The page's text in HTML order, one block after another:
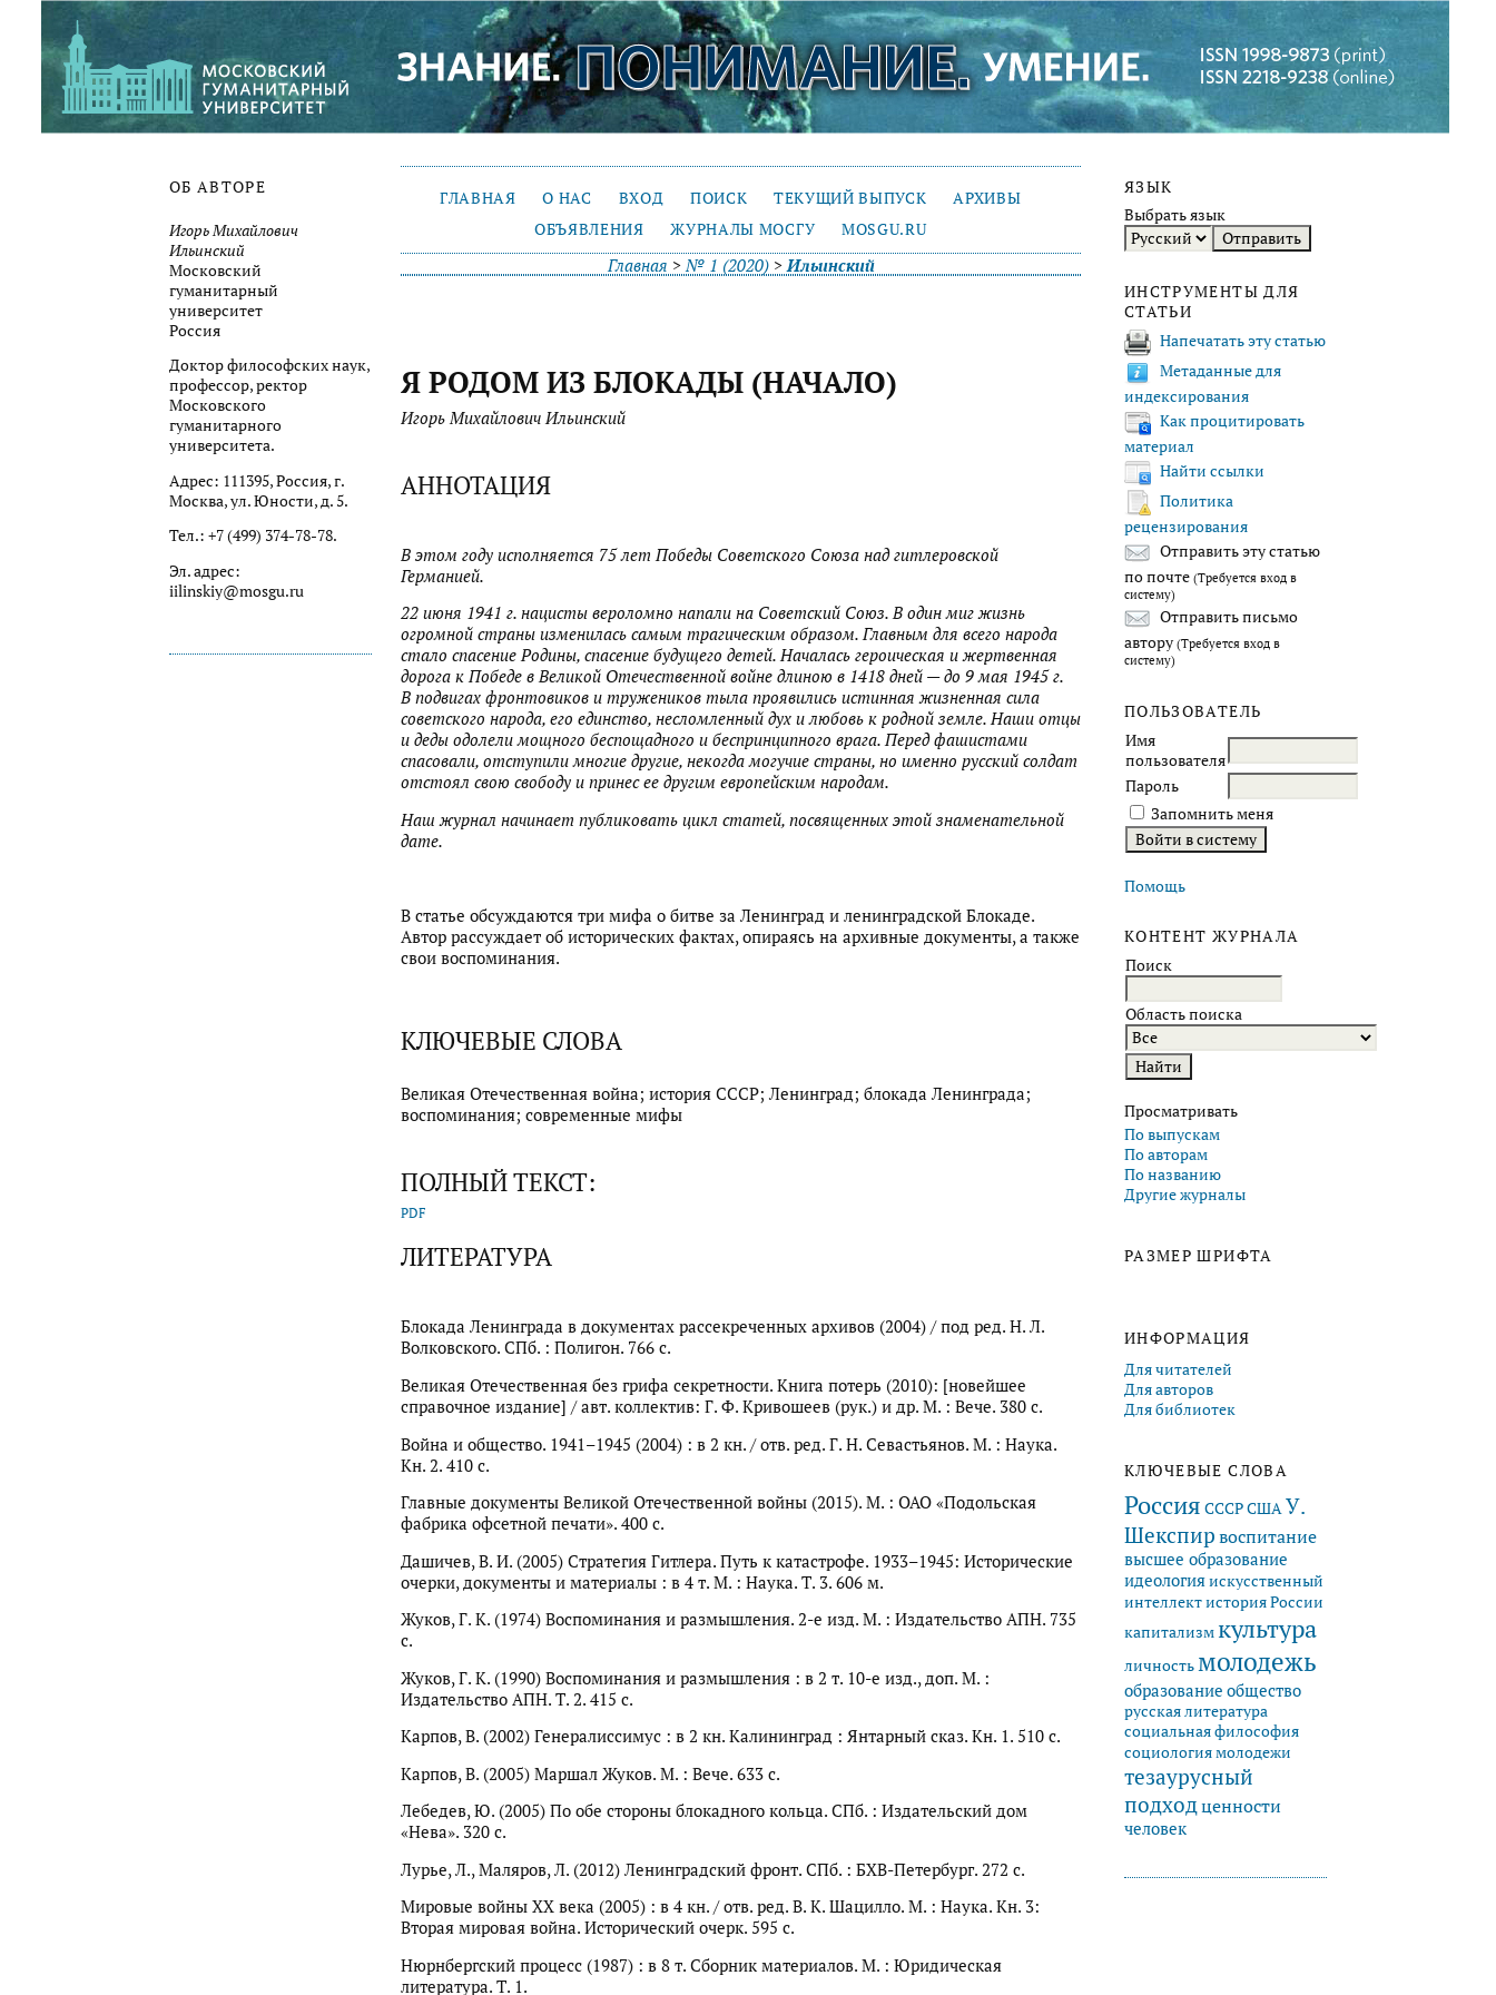
ОБ АВТОРЕ
Игорь Михайлович
Ильинский
Московский
гуманитарный
университет
Россия
Доктор философских наук,
профессор, ректор
Московского
гуманитарного
университета.
Адрес: 111395, Россия, г.
Москва, ул. Юности, д. 5.
Тел.: +7 (499) 374-78-78.
Эл. адрес:
iilinskiy@mosgu.ru
ЯЗЫК
Выбрать язык
ИНСТРУМЕНТЫ ДЛЯ
СТАТЬИ
Напечатать эту статью
Метаданные для
индексирования
Как процитировать
материал
Найти ссылки
Политика
рецензирования
Отправить эту статью
по почте (Требуется вход в
систему)
Отправить письмо
автору (Требуется вход в
систему)
ПОЛЬЗОВАТЕЛЬ
Имя
пользователя
Пароль
Запомнить меня
Помощь
КОНТЕНТ ЖУРНАЛА
Поиск
Область поиска
Просматривать
По выпускам
По авторам
По названию
Другие журналы
РАЗМЕР ШРИФТА
ИНФОРМАЦИЯ
Для читателей
Для авторов
Для библиотек
КЛЮЧЕВЫЕ СЛОВА
Россия СССРСШАУ.
Шекспир воспитание
высшее образование
идеологияискусственный
интеллектистория России
капитализм культура
личностьмолодежь
образование общество
русская литература
социальная философия
социология молодежи
тезаурусный
подходценности
человек
ГЛАВНАЯ О НАС ВХОД ПОИСК ТЕКУЩИЙ ВЫПУСК
АРХИВЫ
ОБЪЯВЛЕНИЯ
ЖУРНАЛЫ МОСГУ MOSGU.RU
Главная >№ 1 (2020)>Ильинский
Я РОДОМ ИЗ БЛОКАДЫ (НАЧАЛО)
Игорь Михайлович Ильинский
АННОТАЦИЯ
В этом году исполняется 75 лет Победы Советского Союза над гитлеровской
Германией.
22 июня 1941 г. нацисты вероломно напали на Советский Союз. В один миг жизнь
огромной страны изменилась самым трагическим образом. Главным для всего народа
стало спасение Родины, спасение будущего детей. Началась героическая и жертвенная
дорога к Победе в Великой Отечественной войне длиною в 1418 дней — до 9 мая 1945 г.
В подвигах фронтовиков и тружеников тыла проявились истинная жизненная сила
советского народа, его единство, несломленный дух и любовь к родной земле. Наши отцы
и деды одолели мощного беспощадного и беспринципного врага. Перед фашистами
спасовали, отступили многие другие, некогда могучие страны, но именно русский солдат
отстоял свою свободу и принес ее другим европейским народам.
Наш журнал начинает публиковать цикл статей, посвященных этой знаменательной
дате.
В статье обсуждаются три мифа о битве за Ленинград и ленинградской Блокаде.
Автор рассуждает об исторических фактах, опираясь на архивные документы, а также
свои воспоминания.
КЛЮЧЕВЫЕ СЛОВА
Великая Отечественная война; история СССР; Ленинград; блокада Ленинграда;
воспоминания; современные мифы
ПОЛНЫЙ ТЕКСТ:
PDF
ЛИТЕРАТУРА
Блокада Ленинграда в документах рассекреченных архивов (2004) / под ред. Н. Л.
Волковского. СПб. : Полигон. 766 с.
Великая Отечественная без грифа секретности. Книга потерь (2010): [новейшее
справочное издание] / авт. коллектив: Г. Ф. Кривошеев (рук.) и др. М. : Вече. 380 с.
Война и общество. 1941–1945 (2004) : в 2 кн. / отв. ред. Г. Н. Севастьянов. М. : Наука.
Кн. 2. 410 с.
Главные документы Великой Отечественной войны (2015). М. : ОАО «Подольская
фабрика офсетной печати». 400 с.
Дашичев, В. И. (2005) Стратегия Гитлера. Путь к катастрофе. 1933–1945: Исторические
очерки, документы и материалы : в 4 т. М. : Наука. Т. 3. 606 м.
Жуков, Г. К. (1974) Воспоминания и размышления. 2-е изд. М. : Издательство АПН. 735
с.
Жуков, Г. К. (1990) Воспоминания и размышления : в 2 т. 10-е изд., доп. М. :
Издательство АПН. Т. 2. 415 с.
Карпов, В. (2002) Генералиссимус : в 2 кн. Калининград : Янтарный сказ. Кн. 1. 510 с.
Карпов, В. (2005) Маршал Жуков. М. : Вече. 633 с.
Лебедев, Ю. (2005) По обе стороны блокадного кольца. СПб. : Издательский дом
«Нева». 320 с.
Лурье, Л., Маляров, Л. (2012) Ленинградский фронт. СПб. : БХВ-Петербург. 272 с.
Мировые войны XX века (2005) : в 4 кн. / отв. ред. В. К. Шацилло. М. : Наука. Кн. 3:
Вторая мировая война. Исторический очерк. 595 с.
Нюрнбергский процесс (1987) : в 8 т. Сборник материалов. М. : Юридическая
литература. Т. 1.